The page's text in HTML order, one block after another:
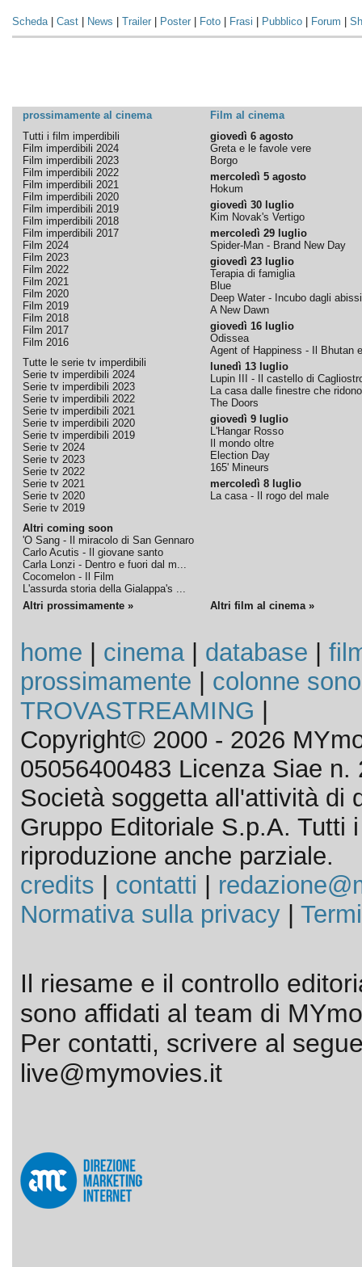
Scheda| Cast| News Trailer| Poster| Foto| Frasi Pubblico| Forum
prossimamente al cinema
Film al cinema
Tutti i film imperdibili
Film imperdibili 2024
Film imperdibili 2023
Film imperdibili 2022
Film imperdibili 2021
Film imperdibili 2020
Film imperdibili 2019
Film imperdibili 2018
Film imperdibili 2017
Film 2024
Film 2023
Film 2022
Film 2021
Film 2020
Film 2019
Film 2018
Film 2017
Film 2016
Tutte le serie tv imperdibili
Serie tv imperdibili 2024
Serie tv imperdibili 2023
Serie tv imperdibili 2022
Serie tv imperdibili 2021
Serie tv imperdibili 2020
Serie tv imperdibili 2019
Serie tv 2024
Serie tv 2023
Serie tv 2022
Serie tv 2021
Serie tv 2020
Serie tv 2019
Altri coming soon
'O Sang - Il miracolo di San Gennaro
Carlo Acutis - Il giovane santo
Carla Lonzi - Dentro e fuori dal m...
Cocomelon - Il Film
L'assurda storia della Gialappa's ...
giovedì 6 agosto
Greta e le favole vere
Borgo
mercoledì 5 agosto
Hokum
giovedì 30 luglio
Kim Novak's Vertigo
mercoledì 29 luglio
Spider-Man - Brand New Day
giovedì 23 luglio
Terapia di famiglia
Blue
Deep Water - Incubo dagli abissi
A New Dawn
giovedì 16 luglio
Odissea
Agent of Happiness - Il Bhutan
lunedì 13 luglio
Lupin III - Il castello di
La casa dalle finestre che ridono
The Doors
giovedì 9 luglio
L'Hangar Rosso
Il mondo oltre
Election Day
165' Mineurs
mercoledì 8 luglio
La casa - Il rogo del male
Altri prossimamente » Altri film al cinema »
home cinema| database
prossimamente
colonne
TROVASTREAMING
Copyright© 2000 - 2026
05056400483 Licenza Siae n.
Società soggetta all'attività di
Gruppo Editoriale S.p.A. Tutti
riproduzione anche parziale.
credits
contatti
Normativa sulla privacy|
Il riesame e il controllo
sono affidati al team di
Per contatti, scrivere al
live@mymovies.it